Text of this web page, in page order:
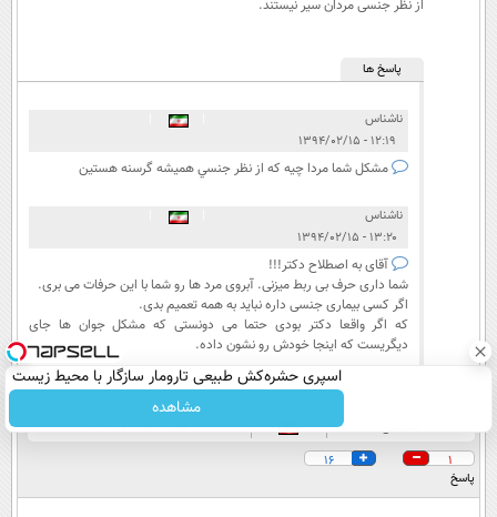
از نظر جنسی مردان سیر نیستند.
پاسخ ها
ناشناس
۱۲:۱۹ - ۱۳۹۴/۰۲/۱۵
مشکل شما مردا چيه که از نظر جنسي هميشه گرسنه هستين
ناشناس
۱۳:۲۰ - ۱۳۹۴/۰۲/۱۵
آقای به اصطلاح دکتر!!!
شما داری حرف بی ربط میزنی. آبروی مرد ها رو شما با این حرفات می بری.
اگر کسی بیماری جنسی داره نباید به همه تعمیم بدی.
که اگر واقعا دکتر بودی حتما می دونستی که مشکل جوان ها جای
دیگریست که اینجا خودش رو نشون داده.
ناشناس
۱۰:۵۶ - ۱۳۹۴/۰۲/۱۵
1
16
پاسخ
اسپری حشره‌کش طبیعی تارومار سازگار با محیط زیست
و با محافظت طبیعی
مشاهده